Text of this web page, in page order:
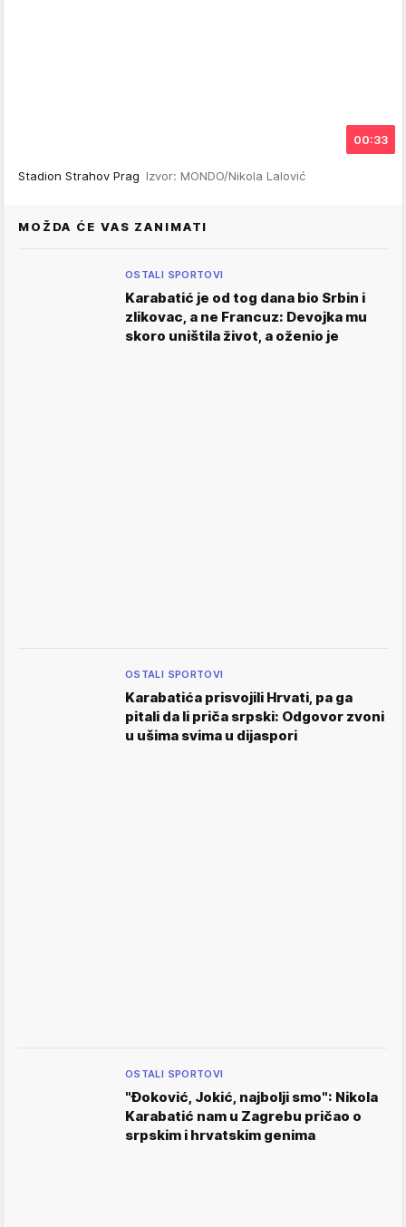
00:33
Stadion Strahov Prag Izvor: MONDO/Nikola Lalović
MOŽDA ĆE VAS ZANIMATI
OSTALI SPORTOVI
Karabatić je od tog dana bio Srbin i
zlikovac, a ne Francuz: Devojka mu
skoro uništila život, a oženio je
OSTALI SPORTOVI
Karabatića prisvojili Hrvati, pa ga
pitali da li priča srpski: Odgovor zvoni
u ušima svima u dijaspori
OSTALI SPORTOVI
"Đoković, Jokić, najbolji smo": Nikola
Karabatić nam u Zagrebu pričao o
srpskim i hrvatskim genima